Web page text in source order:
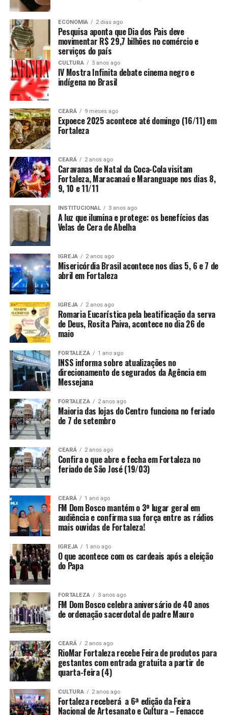
ECONOMIA 2 dias ago
Pesquisa aponta que Dia dos Pais deve
movimentar R$ 29,7 bilhões no comércio e
serviços do país
CULTURA 3 anos ago
IV Mostra Infinita debate cinema negro e
indígena no Brasil
CEARÁ 9 meses ago
Expoece 2025 acontece até domingo (16/11) em
Fortaleza
CEARÁ 2 anos ago
Caravanas de Natal da Coca-Cola visitam
Fortaleza, Maracanaú e Maranguape nos dias 8,
9, 10 e 11/11
INSTITUCIONAL 3 anos ago
A luz que ilumina e protege: os benefícios das
Velas de Cera de Abelha
IGREJA 2 anos ago
Misericórdia Brasil acontece nos dias 5, 6 e 7 de
abril em Fortaleza
IGREJA 2 anos ago
Romaria Eucarística pela beatificação da serva
de Deus, Rosita Paiva, acontece no dia 26 de
maio
FORTALEZA 1 ano ago
INSS informa sobre atualizações no
direcionamento de segurados da Agência em
Messejana
FORTALEZA 2 anos ago
Maioria das lojas do Centro funciona no feriado
de 7 de setembro
CEARÁ 2 anos ago
Confira o que abre e fecha em Fortaleza no
feriado de São José (19/03)
CEARÁ 1 ano ago
FM Dom Bosco mantém o 3º lugar geral em
audiência e confirma sua força entre as rádios
mais ouvidas de Fortaleza!
IGREJA 1 ano ago
O que acontece com os cardeais após a eleição
do Papa
FORTALEZA 3 anos ago
FM Dom Bosco celebra aniversário de 40 anos
de ordenação sacerdotal de padre Mauro
CEARÁ 2 anos ago
RioMar Fortaleza recebe Feira de produtos para
gestantes com entrada gratuita a partir de
quarta-feira (4)
CULTURA 2 anos ago
Fortaleza receberá a 6ª edição da Feira
Nacional de Artesanato e Cultura – Fenacce